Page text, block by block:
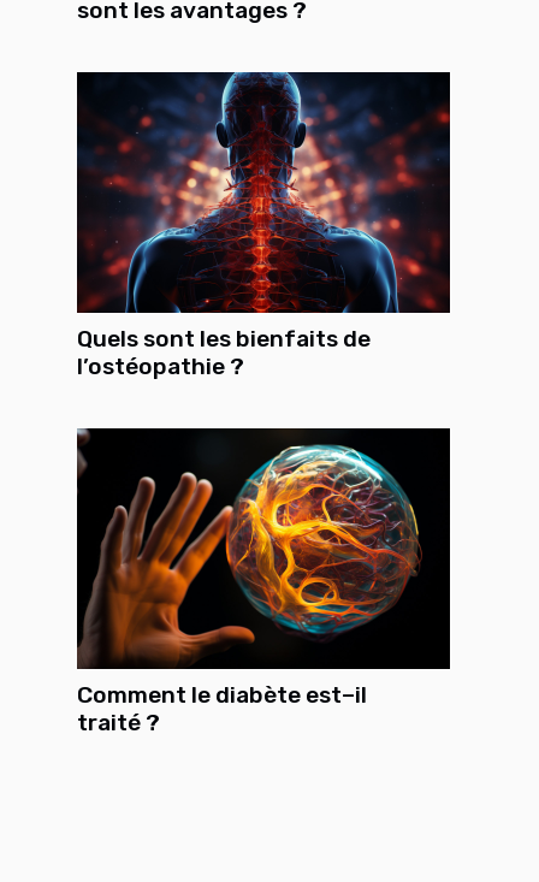
sont les avantages ?
Quels sont les bienfaits de
l’ostéopathie ?
Comment le diabète est–il
traité ?